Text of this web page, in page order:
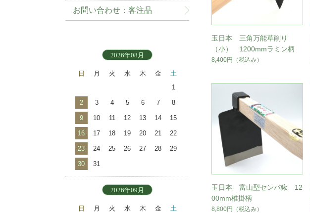
玉日本 三角万能草削り
（小） 1200mmラミン柄
8,400円 （税込み）
玉日本 富山型センバ鍬 12
00mm椎掛柄
8,800円 （税込み）
お問い合わせ：客注品
2026年08月
日 月 火 水 木 金
土
1
2 3 4 5 6 7 8
9 10 11 12 13 14 15
16 17 18 19 20 21 22
23 24 25 26 27 28 29
30 31
2026年09月
日 月 火 水 木 金
土